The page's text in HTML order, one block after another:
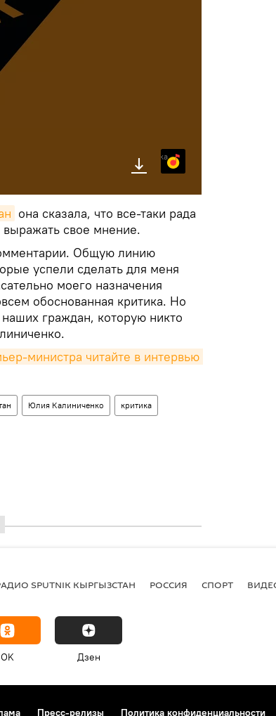
Яндекс.Музыка
она сказала, что все-таки рада
выражать свое мнение.
Общую линию
успели сделать для меня
моего назначения
обоснованная критика. Но
граждан, которую никто
министра читайте в интервью
Юлия Калиниченко критика
SPUTNIK КЫРГЫЗСТАН РОССИЯ СПОРТ
OK Дзен
Пресс-релизы Политика конфиденциальности